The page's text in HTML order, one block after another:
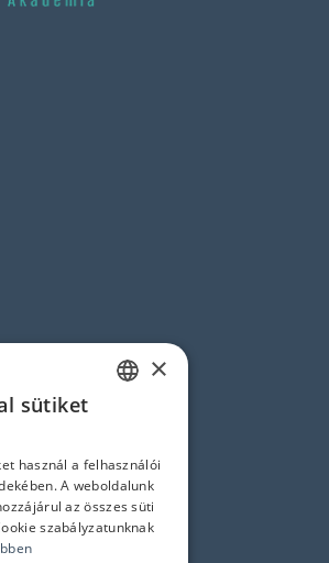
tájékoztató
×
sütiket
használ a felhasználói
A weboldalunk
az összes süti
szabályzatunknak